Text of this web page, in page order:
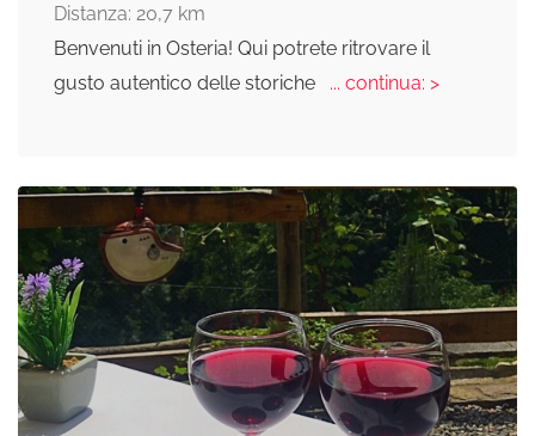
Distanza: 20,7 km
Benvenuti in Osteria! Qui potrete ritrovare il
gusto autentico delle storiche
... continua: >